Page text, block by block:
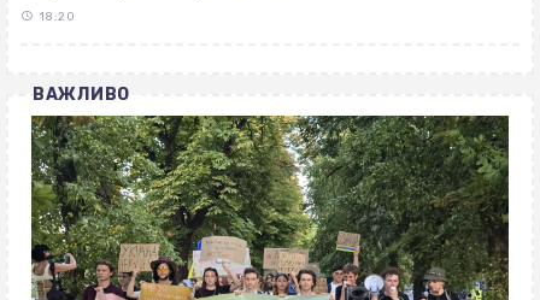
18:20
ВАЖЛИВО